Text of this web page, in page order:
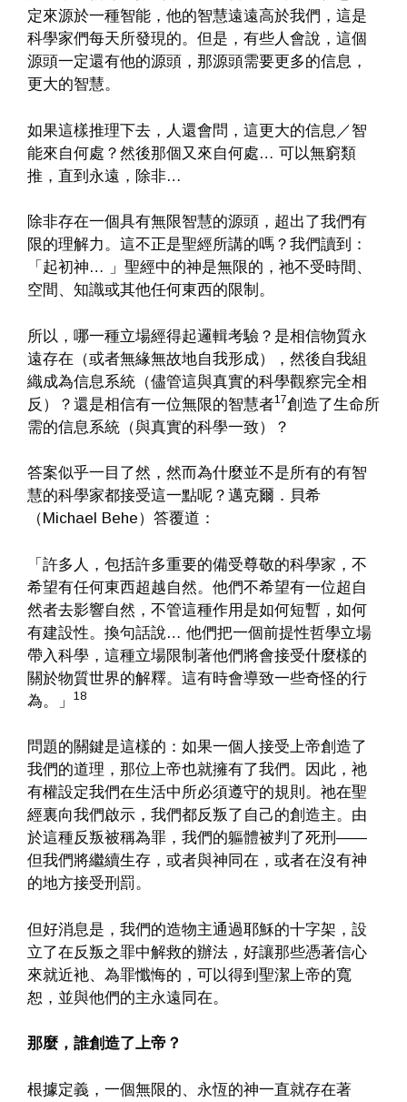
定來源於一種智能，他的智慧遠遠高於我們，這是
科學家們每天所發現的。但是，有些人會說，這個
源頭一定還有他的源頭，那源頭需要更多的信息，
更大的智慧。
如果這樣推理下去，人還會問，這更大的信息／智
能來自何處？然後那個又來自何處… 可以無窮類
推，直到永遠，除非…
除非存在一個具有無限智慧的源頭，超出了我們有
限的理解力。這不正是聖經所講的嗎？我們讀到：
「起初神… 」聖經中的神是無限的，祂不受時間、
空間、知識或其他任何東西的限制。
所以，哪一種立場經得起邏輯考驗？是相信物質永
遠存在（或者無緣無故地自我形成），然後自我組
織成為信息系統（儘管這與真實的科學觀察完全相
反）？還是相信有一位無限的智慧者17創造了生命所
需的信息系統（與真實的科學一致）？
答案似乎一目了然，然而為什麼並不是所有的有智
慧的科學家都接受這一點呢？邁克爾．貝希
（Michael Behe）答覆道：
「許多人，包括許多重要的備受尊敬的科學家，不
希望有任何東西超越自然。他們不希望有一位超自
然者去影響自然，不管這種作用是如何短暫，如何
有建設性。換句話說… 他們把一個前提性哲學立場
帶入科學，這種立場限制著他們將會接受什麼樣的
關於物質世界的解釋。這有時會導致一些奇怪的行
為。」
18
問題的關鍵是這樣的：如果一個人接受上帝創造了
我們的道理，那位上帝也就擁有了我們。因此，祂
有權設定我們在生活中所必須遵守的規則。祂在聖
經裏向我們啟示，我們都反叛了自己的創造主。由
於這種反叛被稱為罪，我們的軀體被判了死刑——
但我們將繼續生存，或者與神同在，或者在沒有神
的地方接受刑罰。
但好消息是，我們的造物主通過耶穌的十字架，設
立了在反叛之罪中解救的辦法，好讓那些憑著信心
來就近衪、為罪懺悔的，可以得到聖潔上帝的寬
恕，並與他們的主永遠同在。
那麼，誰創造了上帝？
根據定義，一個無限的、永恆的神一直就存在著